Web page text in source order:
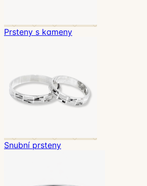
Prsteny s kameny
Snubní prsteny